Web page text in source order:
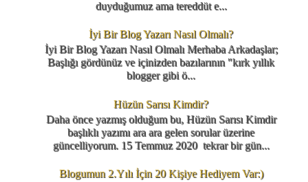
duyduğumuz ama tereddüt e...
İyi Bir Blog Yazarı Nasıl Olmalı?
İyi Bir Blog Yazarı Nasıl Olmalı Merhaba Arkadaşlar;
Başlığı gördünüz ve içinizden bazılarının "kırk yıllık
blogger gibi ö...
Hüzün Sarısı Kimdir?
Daha önce yazmış olduğum bu, Hüzün Sarısı Kimdir
başlıklı yazımı ara ara gelen sorular üzerine
güncelliyorum. 15 Temmuz 2020 tekrar bir gün...
Blogumun 2.Yılı İçin 20 Kişiye Hediyem Var:)